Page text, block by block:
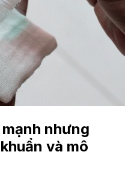
nhưng
và mô